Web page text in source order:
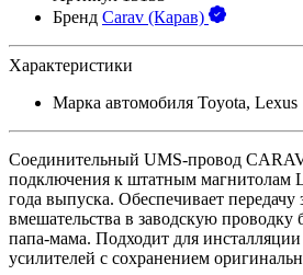
Бренд Carav (Карав)
Характеристики
Марка автомобиля Toyota, Lexus
Соединительный UMS-провод
подключения к штатным магнитолам
года выпуска. Обеспечивает передачу
вмешательства в заводскую проводку
папа-мама. Подходит для
усилителей с сохранением